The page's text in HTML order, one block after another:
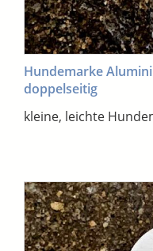
Hundemarke
doppelseitig
kleine, leichte